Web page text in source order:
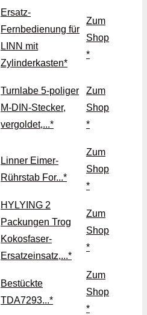
Ersatz-
Fernbedienung für
LINN mit
Zylinderkasten*
Zum
Shop
*
Turnlabe 5-poliger
M-DIN-Stecker,
vergoldet,...*
Zum
Shop
*
Linner Eimer-
Rührstab For...*
Zum
Shop
*
HYLYING 2
Packungen Trog
Kokosfaser-
Ersatzeinsatz,...*
Zum
Shop
*
Bestückte
TDA7293...*
Zum
Shop
*